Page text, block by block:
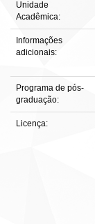
Unidade
Acadêmica:
Informações
adicionais:
Programa de pós-
graduação:
Licença: